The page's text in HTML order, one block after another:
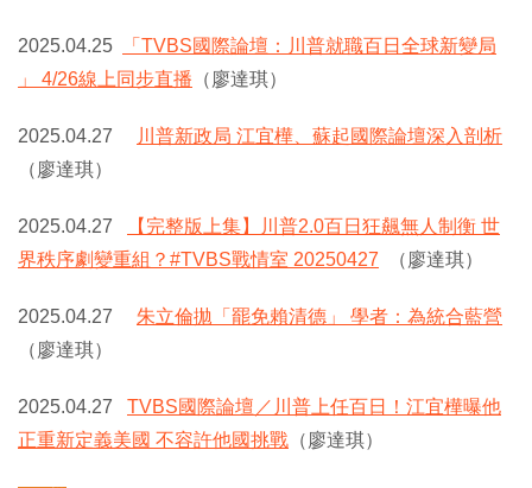
2025.04.25
「TVBS國際論壇：川普就職百日全球新變局
」 4/26線上同步直播 （廖達琪）
2025.04.27
川普新政局 江宜樺、蘇起國際論壇深入剖析
（廖達琪）
2025.04.27
【完整版上集】川普2.0百日狂飆無人制衡 世
界秩序劇變重組？#TVBS戰情室 20250427 （廖達琪）
2025.04.27 朱立倫拋「罷免賴清德」 學者：為統合藍營
（廖達琪）
2025.04.27 TVBS國際論壇／川普上任百日！江宜樺曝他
正重新定義美國 不容許他國挑戰 （廖達琪）